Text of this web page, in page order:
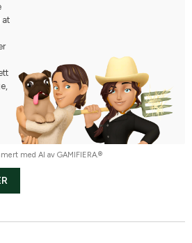
at
med AI av GAMIFIERA.®